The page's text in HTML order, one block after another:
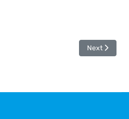
Next article:
Next